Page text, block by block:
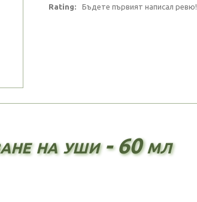
Rating: Бъдете първият написал ревю!
на уши - 60 мл